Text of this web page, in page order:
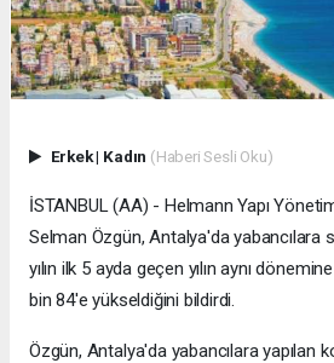
Erkek| Kadın (Haberi Sesli Oku)
İSTANBUL (AA) - Helmann Yapı
Selman Özgün, Antalya'da yabancılara
yılın ilk 5 ayda geçen yılın aynı
bin 84'e yükseldiğini bildirdi.
Özgün, Antalya'da yabancılara yapılan